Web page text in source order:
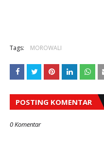
Tags: MOROWALI
POSTING KOMENTAR
0 Komentar